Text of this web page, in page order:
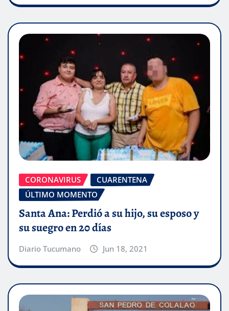
CORONAVIRUS
CUARENTENA
ÚLTIMO MOMENTO
Santa Ana: Perdió a su hijo, su esposo y
su suegro en 20 días
Diario Tucumano Jun 18, 2021